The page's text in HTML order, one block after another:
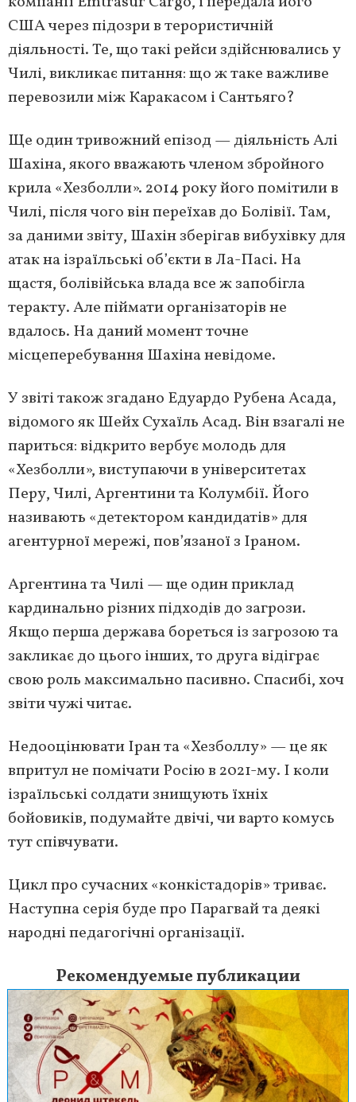
США через підозри в терористичній
діяльності. Те, що такі рейси здійснювались у
Чилі, викликає питання: що ж таке важливе
перевозили між Каракасом і Сантьяго?
Ще один тривожний епізод — діяльність Алі
Шахіна, якого вважають членом збройного
крила «Хезболли». 2014 року його помітили в
Чилі, після чого він переїхав до Болівії. Там,
за даними звіту, Шахін зберігав вибухівку для
атак на ізраїльські об’єкти в Ла-Пасі. На
щастя, болівійська влада все ж запобігла
теракту. Але піймати організаторів не
вдалось. На даний момент точне
місцеперебування Шахіна невідоме.
У звіті також згадано Едуардо Рубена Асада,
відомого як Шейх Сухаїль Асад. Він взагалі не
париться: відкрито вербує молодь для
«Хезболли», виступаючи в університетах
Перу, Чилі, Аргентини та Колумбії. Його
називають «детектором кандидатів» для
агентурної мережі, пов’язаної з Іраном.
Аргентина та Чилі — ще один приклад
кардинально різних підходів до загрози.
Якщо перша держава бореться із загрозою та
закликає до цього інших, то друга відіграє
свою роль максимально пасивно. Спасибі, хоч
звіти чужі читає.
Недооцінювати Іран та «Хезболлу» — це як
впритул не помічати Росію в 2021-му. І коли
ізраїльські солдати знищують їхніх
бойовиків, подумайте двічі, чи варто комусь
тут співчувати.
Цикл про сучасних «конкістадорів» триває.
Наступна серія буде про Парагвай та деякі
народні педагогічні організації.
Рекомендуемые публикации